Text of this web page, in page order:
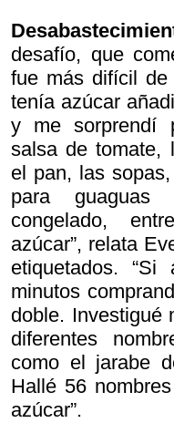
desafío, que
fue más difícil de
tenía azúcar
y me sorprendí
salsa de tomate,
el pan, las
para
congelado,
azúcar”, relata
etiquetados.
minutos
doble. Investigué
diferentes
como el jarabe
Hallé 56
azúcar”.